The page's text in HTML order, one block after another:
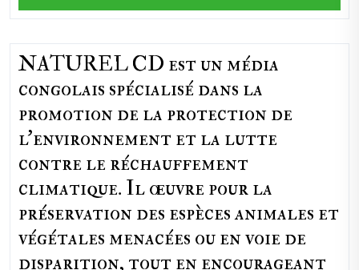
NATUREL CD est un média
congolais spécialisé dans la
promotion de la protection de
l’environnement et la lutte
contre le réchauffement
climatique. Il œuvre pour la
préservation des espèces animales et
végétales menacées ou en voie de
disparition, tout en encourageant